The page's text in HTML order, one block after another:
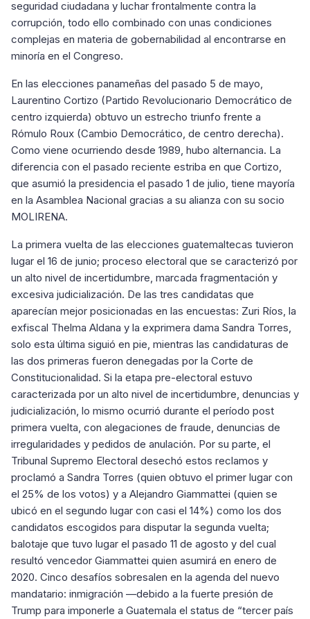
seguridad ciudadana y luchar frontalmente contra la
corrupción, todo ello combinado con unas condiciones
complejas en materia de gobernabilidad al encontrarse en
minoría en el Congreso.
En las elecciones panameñas del pasado 5 de mayo,
Laurentino Cortizo (Partido Revolucionario Democrático de
centro izquierda) obtuvo un estrecho triunfo frente a
Rómulo Roux (Cambio Democrático, de centro derecha).
Como viene ocurriendo desde 1989, hubo alternancia. La
diferencia con el pasado reciente estriba en que Cortizo,
que asumió la presidencia el pasado 1 de julio, tiene mayoría
en la Asamblea Nacional gracias a su alianza con su socio
MOLIRENA.
La primera vuelta de las elecciones guatemaltecas tuvieron
lugar el 16 de junio; proceso electoral que se caracterizó por
un alto nivel de incertidumbre, marcada fragmentación y
excesiva judicialización. De las tres candidatas que
aparecían mejor posicionadas en las encuestas: Zuri Ríos, la
exfiscal Thelma Aldana y la exprimera dama Sandra Torres,
solo esta última siguió en pie, mientras las candidaturas de
las dos primeras fueron denegadas por la Corte de
Constitucionalidad. Si la etapa pre-electoral estuvo
caracterizada por un alto nivel de incertidumbre, denuncias y
judicialización, lo mismo ocurrió durante el período post
primera vuelta, con alegaciones de fraude, denuncias de
irregularidades y pedidos de anulación. Por su parte, el
Tribunal Supremo Electoral desechó estos reclamos y
proclamó a Sandra Torres (quien obtuvo el primer lugar con
el 25% de los votos) y a Alejandro Giammattei (quien se
ubicó en el segundo lugar con casi el 14%) como los dos
candidatos escogidos para disputar la segunda vuelta;
balotaje que tuvo lugar el pasado 11 de agosto y del cual
resultó vencedor Giammattei quien asumirá en enero de
2020. Cinco desafíos sobresalen en la agenda del nuevo
mandatario: inmigración —debido a la fuerte presión de
Trump para imponerle a Guatemala el status de “tercer país